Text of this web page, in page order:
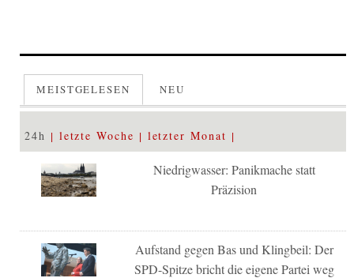
MEISTGELESEN NEU
24h letzte Woche letzter Monat
Niedrigwasser: Panikmache statt
Präzision
Aufstand gegen Bas und Klingbeil: Der
SPD-Spitze bricht die eigene Partei weg